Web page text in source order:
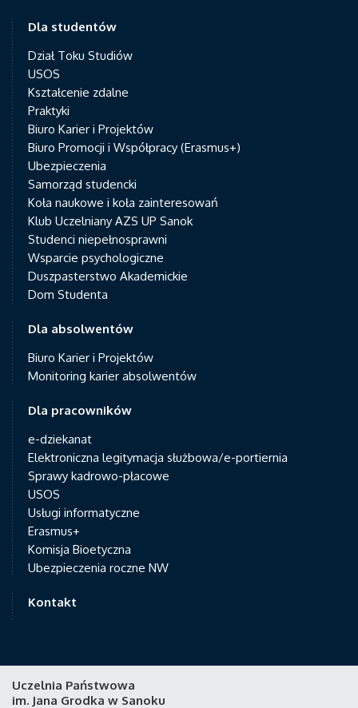
Dla studentów
Dział Toku Studiów
USOS
Kształcenie zdalne
Praktyki
Biuro Karier i Projektów
Biuro Promocji i Współpracy (Erasmus+)
Ubezpieczenia
Samorząd studencki
Koła naukowe i koła zainteresowań
Klub Uczelniany AZS UP Sanok
Studenci niepełnosprawni
Wsparcie psychologiczne
Duszpasterstwo Akademickie
Dom Studenta
Dla absolwentów
Biuro Karier i Projektów
Monitoring karier absolwentów
Dla pracowników
e-dziekanat
Elektroniczna legitymacja służbowa/e-portiernia
Sprawy kadrowo-płacowe
USOS
Usługi informatyczne
Erasmus+
Komisja Bioetyczna
Ubezpieczenia roczne NW
Kontakt
Uczelnia Państwowa
im. Jana Grodka w Sanoku